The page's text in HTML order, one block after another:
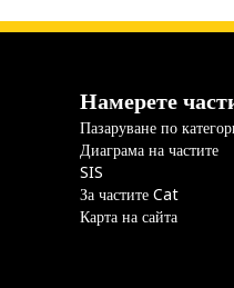
Намерете
Пазаруване по
Диаграма на частите
SIS
За частите Cat
Карта на сайта